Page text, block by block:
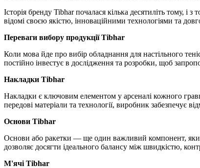
Історія бренду Tibhar почалася кілька десятиліть тому, і
відомі своєю якістю, інноваційними технологіями та
Переваги вибору продукції Tibhar
Коли мова йде про вибір обладнання для настільного
постійно інвестує в дослідження та розробки, щоб
Накладки Tibhar
Накладки є ключовим елементом у арсеналі кожного
передові матеріали та технології, виробник забезпечує
Основи Tibhar
Основи або ракетки — ще один важливий компонент, який
дозволяє досягти ідеального балансу між швидкістю,
М'ячі Tibhar